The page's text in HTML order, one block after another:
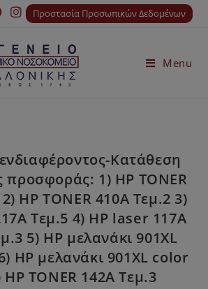
Προστασία Προσωπικών Δεδομένων
Menu
Κατάθεση
προσφοράς: 1) HP TONER
HP TONER 410Α Τεμ.2 3)
Τεμ.5 4) HP laser 117A
5) HP μελανάκι 901XL
HP μελανάκι 901XL color
TONER 142Α Τεμ.3